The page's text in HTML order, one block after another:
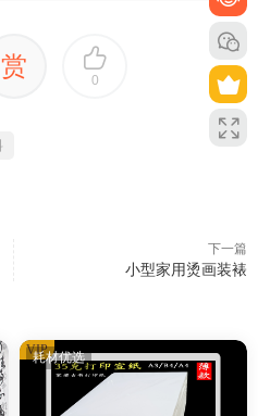
赏 0
下一篇
小型家用烫画装裱
耗材优选
VIP